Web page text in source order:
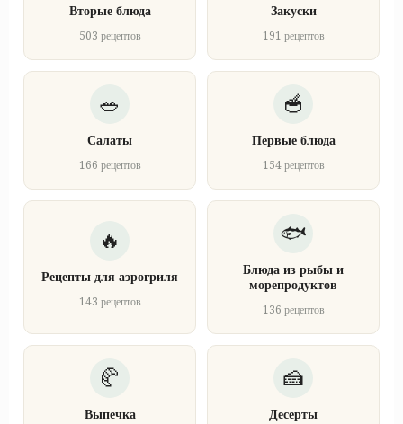
Вторые блюда
503 рецептов
Закуски
191 рецептов
Салаты
166 рецептов
Первые блюда
154 рецептов
Рецепты для аэрогриля
143 рецептов
Блюда из рыбы и
морепродуктов
136 рецептов
Выпечка Десерты